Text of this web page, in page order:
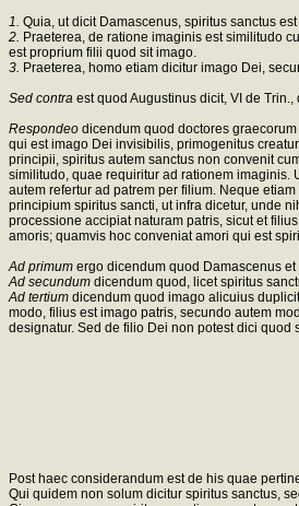
1. Quia, ut dicit Damascenus, spiritus sanctus
2. Praeterea, de ratione imaginis est similitudo
est proprium filii quod sit imago.
3. Praeterea, homo etiam dicitur imago Dei,
Sed contra est quod Augustinus dicit, VI de
Respondeo dicendum quod doctores
qui est imago Dei invisibilis, primogenitus
principii, spiritus autem sanctus non convenit
similitudo, quae requiritur ad rationem imaginis.
autem refertur ad patrem per filium. Neque
principium spiritus sancti, ut infra dicetur, unde
processione accipiat naturam patris, sicut et
amoris; quamvis hoc conveniat amori qui est
Ad primum ergo dicendum quod Damascenus
Ad secundum dicendum quod, licet spiritus
Ad tertium dicendum quod imago alicuius
modo, filius est imago patris, secundo autem
designatur. Sed de filio Dei non potest dici quod
Post haec considerandum est de his quae
Qui quidem non solum dicitur spiritus sanctus,